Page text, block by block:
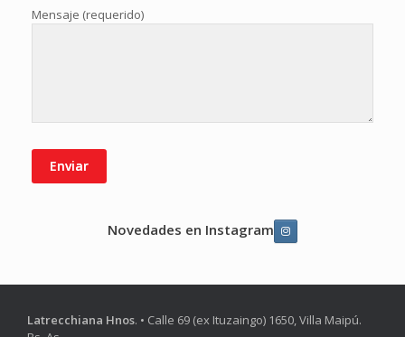
Mensaje (requerido)
Novedades en Instagram
Latrecchiana Hnos. • Calle 69 (ex Ituzaingo) 1650, Villa Maipú.